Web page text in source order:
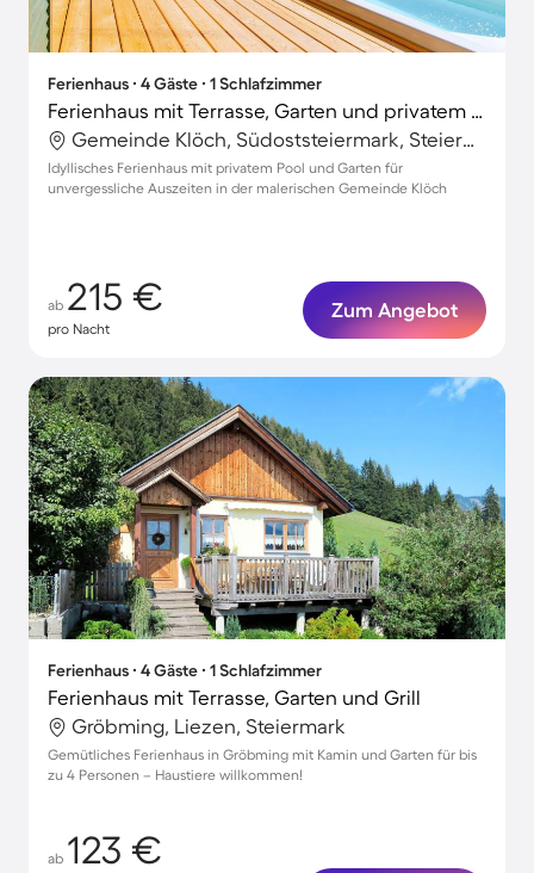
Ferienhaus ∙ 4 Gäste ∙ 1 Schlafzimmer
Ferienhaus mit Terrasse, Garten und privatem Pool
Gemeinde Klöch, Südoststeiermark, Steiermark
Idyllisches Ferienhaus mit privatem Pool und Garten für
unvergessliche Auszeiten in der malerischen Gemeinde Klöch
ab 215 €
pro Nacht
Zum Angebot
Ferienhaus ∙ 4 Gäste ∙ 1 Schlafzimmer
Ferienhaus mit Terrasse, Garten und Grill
Gröbming, Liezen, Steiermark
Gemütliches Ferienhaus in Gröbming mit Kamin und Garten für bis
zu 4 Personen – Haustiere willkommen!
ab 123 €